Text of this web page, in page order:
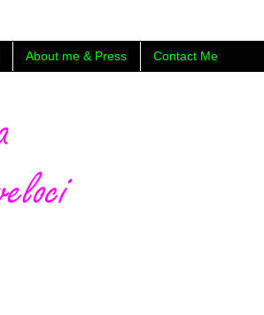
About me & Press Contact Me